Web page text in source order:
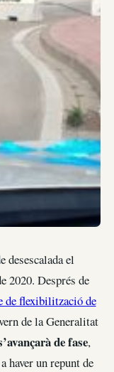
desescalada el
2020. Després de
de flexibilització de
de la Generalitat
de fase,
haver un repunt de